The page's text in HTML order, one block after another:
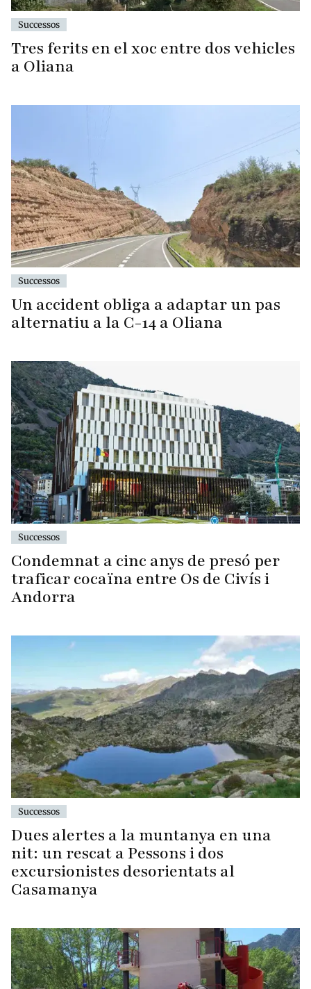
Successos
Tres ferits en el xoc entre dos vehicles
a Oliana
Successos
Un accident obliga a adaptar un pas
alternatiu a la C-14 a Oliana
Successos
Condemnat a cinc anys de presó per
traficar cocaïna entre Os de Civís i
Andorra
Successos
Dues alertes a la muntanya en una
nit: un rescat a Pessons i dos
excursionistes desorientats al
Casamanya